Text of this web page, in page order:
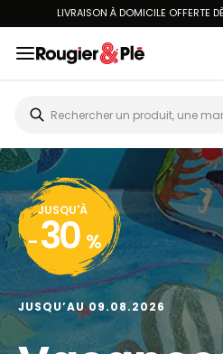
LIVRAISON À DOMICILE OFFERTE
JUSQU'À
- 30 %
JUSQU’AU 09.08.2026